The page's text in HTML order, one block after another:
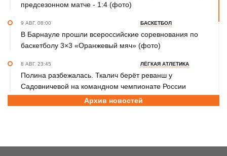
предсезонном матче - 1:4 (фото)
9 АВГ. 08:00 БАСКЕТБОЛ
В Барнауле прошли всероссийские соревнования по
баскетболу 3×3 «Оранжевый мяч» (фото)
8 АВГ. 23:45 ЛЁГКАЯ АТЛЕТИКА
Полина разбежалась. Ткалич берёт реванш у
Садовничевой на командном чемпионате России
ТХЭКВОНДО
8 АВГ. 20:45 ДЖИУ-ДЖИТСУ
Архив новостей